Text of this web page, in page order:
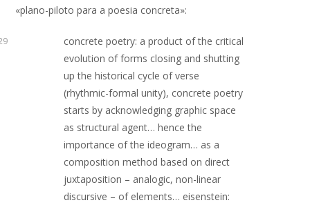
«plano-piloto para a poesia concreta»:
concrete poetry: a product of the critical
evolution of forms closing and shutting
up the historical cycle of verse
(rhythmic-formal unity), concrete poetry
starts by acknowledging graphic space
as structural agent… hence the
importance of the ideogram… as a
composition method based on direct
juxtaposition – analogic, non-linear
discursive – of elements… eisenstein: